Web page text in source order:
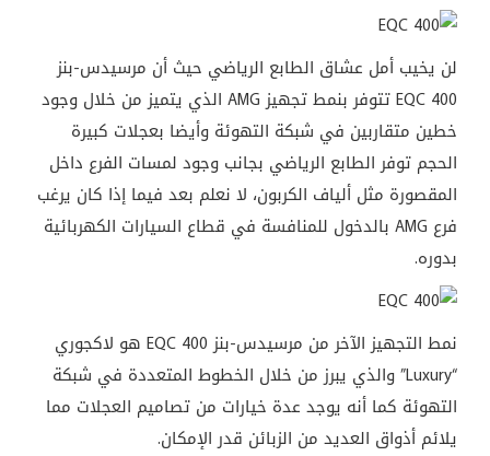
لن يخيب أمل عشاق الطابع الرياضي حيث أن مرسيدس-بنز
EQC 400 تتوفر بنمط تجهيز AMG الذي يتميز من خلال وجود
خطين متقاربين في شبكة التهوئة وأيضا بعجلات كبيرة
الحجم توفر الطابع الرياضي بجانب وجود لمسات الفرع داخل
المقصورة مثل ألياف الكربون، لا نعلم بعد فيما إذا كان يرغب
فرع AMG بالدخول للمنافسة في قطاع السيارات الكهربائية
بدوره.
نمط التجهيز الآخر من مرسيدس-بنز EQC 400 هو لاكجوري
“Luxury” والذي يبرز من خلال الخطوط المتعددة في شبكة
التهوئة كما أنه يوجد عدة خيارات من تصاميم العجلات مما
يلائم أذواق العديد من الزبائن قدر الإمكان.